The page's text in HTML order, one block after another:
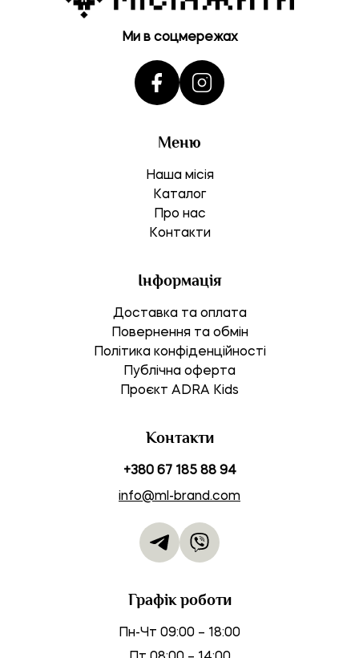
Меню
Наша місія
Каталог
Про нас
Контакти
Інформація
Доставка та оплата
Повернення та обмін
Політика конфіденційності
Публічна оферта
Проєкт ADRA Kids
Ми в соцмережах
Контакти
+380 67 185 88 94
info@ml-brand.com
Графік роботи
Пн-Чт 09:00 – 18:00